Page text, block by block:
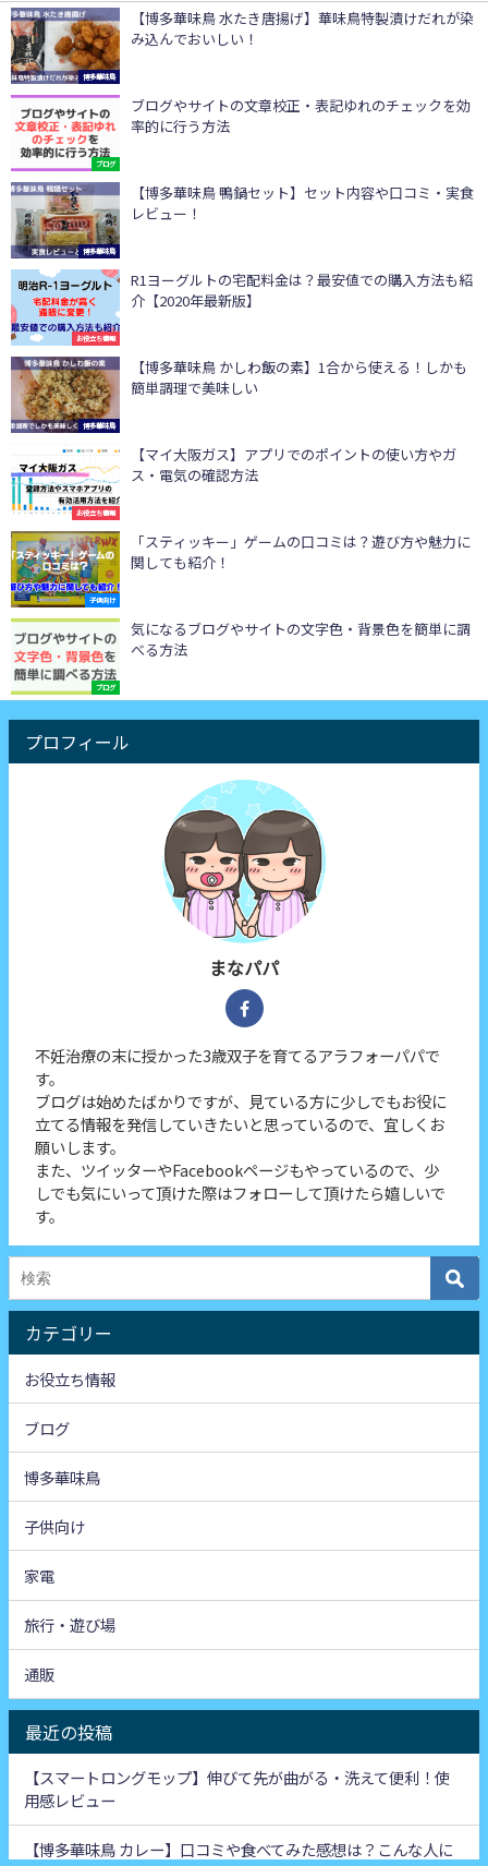
博多華味鳥
【博多華味鳥 水たき唐揚げ】華味鳥特製漬けだれが染
み込んでおいしい！
ブログ
ブログやサイトの文章校正・表記ゆれのチェックを効
率的に行う方法
博多華味鳥
【博多華味鳥 鴨鍋セット】セット内容や口コミ・実食
レビュー！
お役立ち情報
R1ヨーグルトの宅配料金は？最安値での購入方法も紹
介【2020年最新版】
博多華味鳥
【博多華味鳥 かしわ飯の素】1合から使える！しかも
簡単調理で美味しい
お役立ち情報
【マイ大阪ガス】アプリでのポイントの使い方やガ
ス・電気の確認方法
子供向け
「スティッキー」ゲームの口コミは？遊び方や魅力に
関しても紹介！
ブログ
気になるブログやサイトの文字色・背景色を簡単に調
べる方法
プロフィール
まなパパ
不妊治療の末に授かった3歳双子を育てるアラフォーパパで
す。
ブログは始めたばかりですが、見ている方に少しでもお役に
立てる情報を発信していきたいと思っているので、宜しくお
願いします。
また、ツイッターやFacebookページもやっているので、少
しでも気にいって頂けた際はフォローして頂けたら嬉しいで
す。
カテゴリー
お役立ち情報
ブログ
博多華味鳥
子供向け
家電
旅行・遊び場
通販
最近の投稿
【スマートロングモップ】伸びて先が曲がる・洗えて便利！使
用感レビュー
【博多華味鳥 カレー】口コミや食べてみた感想は？こんな人に